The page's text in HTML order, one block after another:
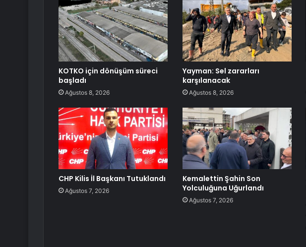
KOTKO için dönüşüm süreci
başladı
Ağustos 8, 2026
Yayman: Sel zararları
karşılanacak
Ağustos 8, 2026
CHP Kilis İl Başkanı Tutuklandı
Ağustos 7, 2026
Kemalettin Şahin Son
Yolculuğuna Uğurlandı
Ağustos 7, 2026